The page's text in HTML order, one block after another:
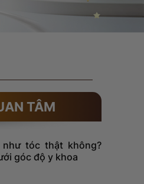
TÂM
tóc thật không?
góc độ y khoa